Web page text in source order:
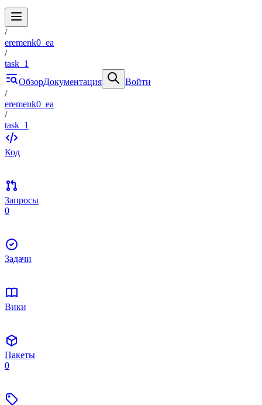
/
eremenk0_ea
/
task_1
ОбзорДокументация
Войти
/
eremenk0_ea
/
task_1
Код
Запросы
0
Задачи
Вики
Пакеты
0